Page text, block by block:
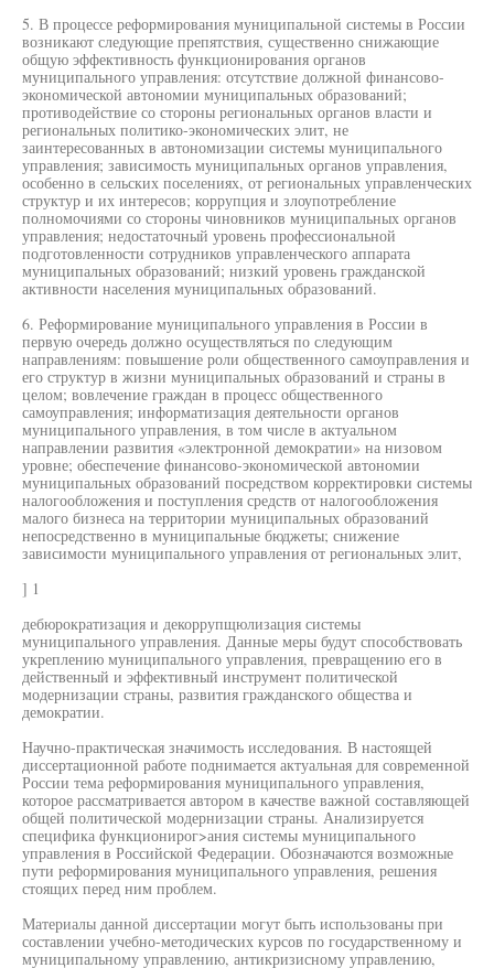
5. В процессе реформирования муниципальной системы в России
возникают следующие препятствия, существенно снижающие
общую эффективность функционирования органов
муниципального управления: отсутствие должной финансово-
экономической автономии муниципальных образований;
противодействие со стороны региональных органов власти и
региональных политико-экономических элит, не
заинтересованных в автономизации системы муниципального
управления; зависимость муниципальных органов управления,
особенно в сельских поселениях, от региональных управленческих
структур и их интересов; коррупция и злоупотребление
полномочиями со стороны чиновников муниципальных органов
управления; недостаточный уровень профессиональной
подготовленности сотрудников управленческого аппарата
муниципальных образований; низкий уровень гражданской
активности населения муниципальных образований.
6. Реформирование муниципального управления в России в
первую очередь должно осуществляться по следующим
направлениям: повышение роли общественного самоуправления и
его структур в жизни муниципальных образований и страны в
целом; вовлечение граждан в процесс общественного
самоуправления; информатизация деятельности органов
муниципального управления, в том числе в актуальном
направлении развития «электронной демократии» на низовом
уровне; обеспечение финансово-экономической автономии
муниципальных образований посредством корректировки системы
налогообложения и поступления средств от налогообложения
малого бизнеса на территории муниципальных образований
непосредственно в муниципальные бюджеты; снижение
зависимости муниципального управления от региональных элит,
] 1
дебюрократизация и декоррупщюлизация системы
муниципального управления. Данные меры будут способствовать
укреплению муниципального управления, превращению его в
действенный и эффективный инструмент политической
модернизации страны, развития гражданского общества и
демократии.
Научно-практическая значимость исследования. В настоящей
диссертационной работе поднимается актуальная для современной
России тема реформирования муниципального управления,
которое рассматривается автором в качестве важной составляющей
общей политической модернизации страны. Анализируется
специфика функционирог>ания системы муниципального
управления в Российской Федерации. Обозначаются возможные
пути реформирования муниципального управления, решения
стоящих перед ним проблем.
Материалы данной диссертации могут быть использованы при
составлении учебно-методических курсов по государственному и
муниципальному управлению, антикризисному управлению,